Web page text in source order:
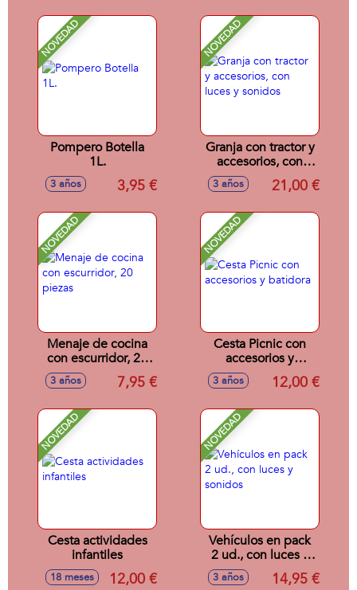
NOVEDAD
Pompero Botella
1L.
3 años 3,95 €
NOVEDAD
Granja con tractor y
accesorios, con
luces y sonidos
3 años 21,00 €
NOVEDAD
Menaje de cocina
con escurridor, 20
piezas
3 años 7,95 €
NOVEDAD
Cesta Picnic con
accesorios y
batidora
3 años 12,00 €
NOVEDAD
Cesta actividades
infantiles
18 meses 12,00 €
NOVEDAD
Vehículos en pack
2 ud., con luces y
sonidos
3 años 14,95 €